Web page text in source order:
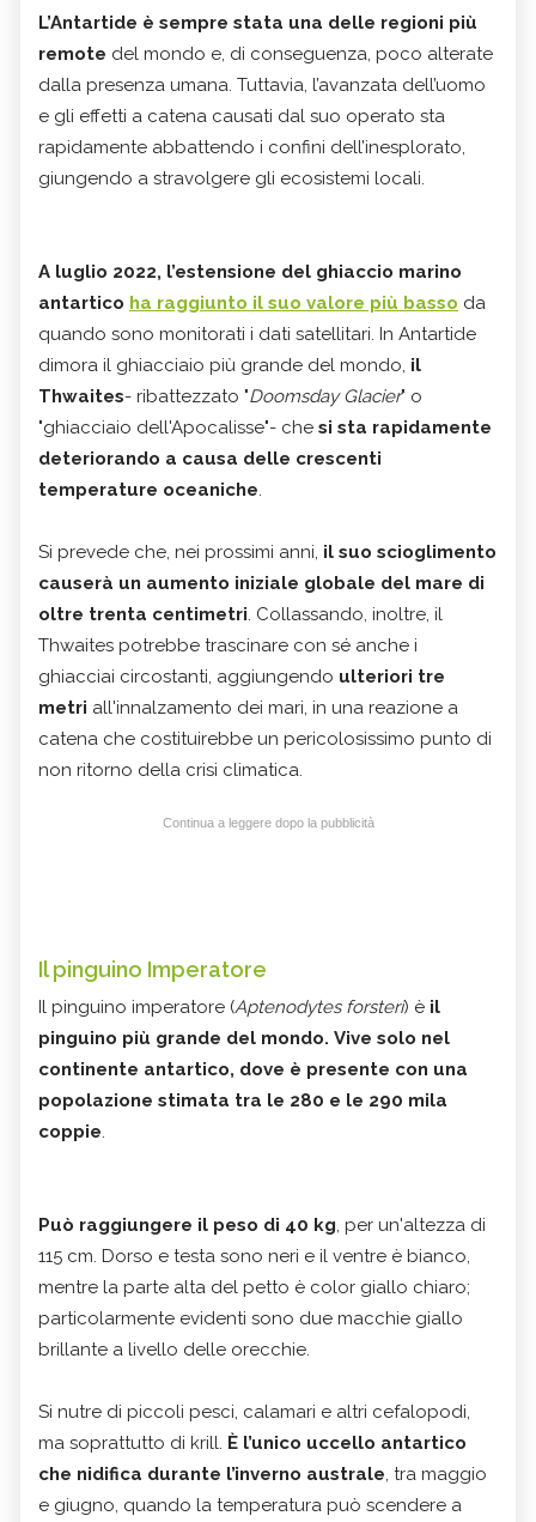
L’Antartide è sempre stata una delle regioni più
remote del mondo e, di conseguenza, poco alterate
dalla presenza umana. Tuttavia, l’avanzata dell’uomo
e gli effetti a catena causati dal suo operato sta
rapidamente abbattendo i confini dell’inesplorato,
giungendo a stravolgere gli ecosistemi locali.
A luglio 2022, l’estensione del ghiaccio marino
antartico ha raggiunto il suo valore più basso da
quando sono monitorati i dati satellitari. In Antartide
dimora il ghiacciaio più grande del mondo, il
Thwaites- ribattezzato "Doomsday Glacier" o
"ghiacciaio dell'Apocalisse"- che si sta rapidamente
deteriorando a causa delle crescenti
temperature oceaniche.
Si prevede che, nei prossimi anni, il suo scioglimento
causerà un aumento iniziale globale del mare di
oltre trenta centimetri. Collassando, inoltre, il
Thwaites potrebbe trascinare con sé anche i
ghiacciai circostanti, aggiungendo ulteriori tre
metri all'innalzamento dei mari, in una reazione a
catena che costituirebbe un pericolosissimo punto di
non ritorno della crisi climatica.
Continua a leggere dopo la pubblicità
Il pinguino Imperatore
Il pinguino imperatore (Aptenodytes forsteri) è il
pinguino più grande del mondo. Vive solo nel
continente antartico, dove è presente con una
popolazione stimata tra le 280 e le 290 mila
coppie.
Può raggiungere il peso di 40 kg, per un'altezza di
115 cm. Dorso e testa sono neri e il ventre è bianco,
mentre la parte alta del petto è color giallo chiaro;
particolarmente evidenti sono due macchie giallo
brillante a livello delle orecchie.
Si nutre di piccoli pesci, calamari e altri cefalopodi,
ma soprattutto di krill. È l’unico uccello antartico
che nidifica durante l’inverno australe, tra maggio
e giugno, quando la temperatura può scendere a